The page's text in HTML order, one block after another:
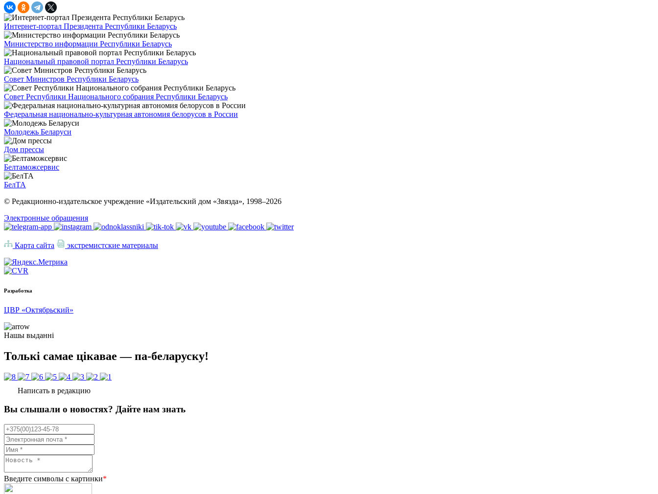
Интернет-портал Президента Республики Беларусь
Министерство информации Республики Беларусь
Национальный правовой портал Республики Беларусь
Совет Министров Республики Беларусь
Совет Республики Национального собрания Республики Беларусь
Федеральная национально-культурная автономия белорусов в России
Молодежь Беларуси
Дом прессы
Белтаможсервис
БелТА
© Редакционно-издательское учреждение «Издательский дом «Звязда», 1998–2026
Электронные обращения
Карта сайта экстремистские материалы
Разработка
ЦВР «Октябрьский»
Нашы выданні
Толькі самае цікавае — па-беларуску!
Написать в редакцию
Вы слышали о новостях? Дайте нам знать
Введите символы с картинки*